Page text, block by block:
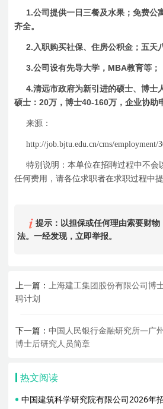
1.公司提供一日三餐及水果；免费公
齐全。
2. 入职购买社保、住房公积金；五天
3.公司设有先导大学， MBA教育等；
4.清远市政府为新引进的硕士、博士
硕士：20万，博士40-160万，企业协助
来源：
http://job.bjtu.edu.cn/cms/employment/
特别说明：本单位在招聘过程中不会
任何费用，请各位求职者在求职过程中
提示：以担保或任何理由索要财物
法。一经发现，立即举报。
上一篇：
上海建工集团股份有限公司博
聘计划
下一篇：中国人民银行金融研究所—广
博士后研究人员简章
热文阅读